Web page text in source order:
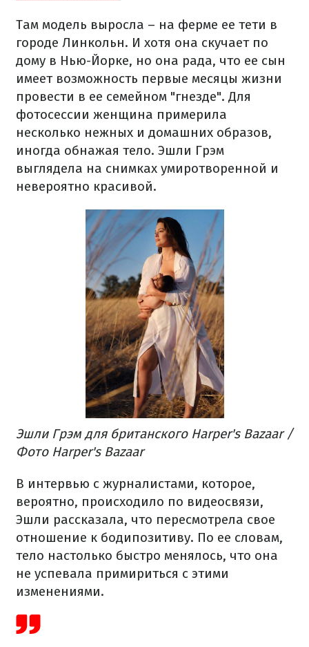
Там модель выросла – на ферме ее тети в
городе Линкольн. И хотя она скучает по
дому в Нью-Йорке, но она рада, что ее сын
имеет возможность первые месяцы жизни
провести в ее семейном "гнезде". Для
фотосессии женщина примерила
несколько нежных и домашних образов,
иногда обнажая тело. Эшли Грэм
выглядела на снимках умиротворенной и
невероятно красивой.
Эшли Грэм для британского Harper's Bazaar /
Фото Harper's Bazaar
В интервью с журналистами, которое,
вероятно, происходило по видеосвязи,
Эшли рассказала, что пересмотрела свое
отношение к бодипозитиву. По ее словам,
тело настолько быстро менялось, что она
не успевала примириться с этими
изменениями.